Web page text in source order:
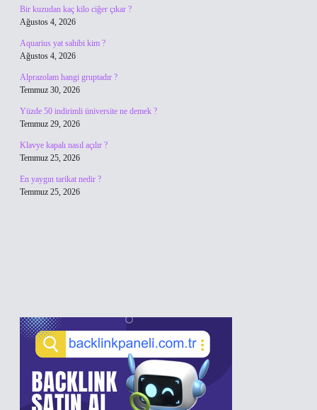
Bir kuzudan kaç kilo ciğer çıkar ?
Ağustos 4, 2026
Aquarius yat sahibi kim ?
Ağustos 4, 2026
Alprazolam hangi gruptadır ?
Temmuz 30, 2026
Yüzde 50 indirimli üniversite ne demek ?
Temmuz 29, 2026
Klavye kapalı nasıl açılır ?
Temmuz 25, 2026
En yaygın tarikat nedir ?
Temmuz 25, 2026